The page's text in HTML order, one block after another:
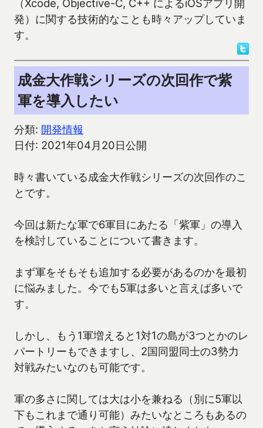
（Xcode, Objective-C, C++ によるiOSアプリ開
発）に関する技術的なことも時々アップしていま
す。
成金大作戦シリーズの次回作で紫
軍を導入したい
分類: 開発情報
日付: 2021年04月20日公開
時々書いている成金大作戦シリーズの次回作のこ
とです。
今回は新たな軍で6軍目にあたる「紫軍」の導入
を検討していることについて書きます。
まず軍をそもそも追加する必要があるのかを最初
に悩みました。今でも5軍は多いと言えば多いで
す。
しかし、もう1軍増えると1対1の島が3つとかのレ
パートリーもできますし、2国同盟同士の3勢力
対戦みたいなのも可能です。
軍の多さに関しては大は小を兼ねる（別に5軍以
下もこれまで通り可能）みたいなところもあるの